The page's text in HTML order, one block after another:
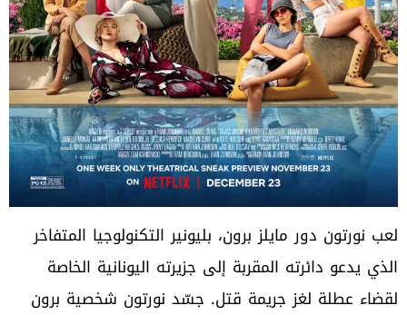
لعب نورتون دور مايلز برون، بليونير التكنولوجيا المتفاخر
الذي يدعو دائرته المقربة إلى جزيرته اليونانية الخاصة
لقضاء عطلة لغز جريمة قتل. جسّد نورتون شخصية برون